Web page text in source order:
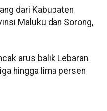
dari Kabupaten
Maluku dan Sorong,
arus balik Lebaran
hingga lima persen